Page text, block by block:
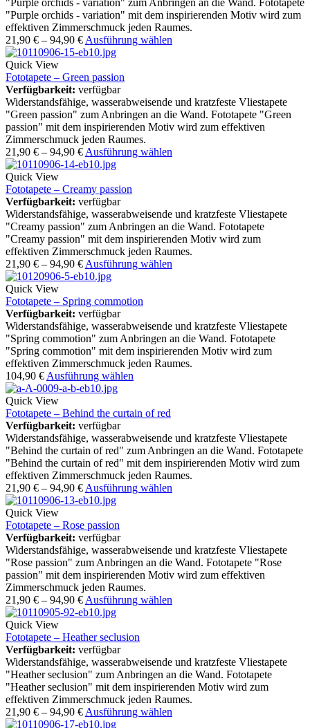
"Purple orchids - variation" zum Anbringen an die Wand. Fototapete
"Purple orchids - variation" mit dem inspirierenden Motiv wird zum
effektiven Zimmerschmuck jeden Raumes.
21,90 € – 94,90 € Ausführung wählen
Quick View
Fototapete – Green passion
Verfügbarkeit: verfügbar
Widerstandsfähige, wasserabweisende und kratzfeste Vliestapete
"Green passion" zum Anbringen an die Wand. Fototapete "Green
passion" mit dem inspirierenden Motiv wird zum effektiven
Zimmerschmuck jeden Raumes.
21,90 € – 94,90 € Ausführung wählen
Quick View
Fototapete – Creamy passion
Verfügbarkeit: verfügbar
Widerstandsfähige, wasserabweisende und kratzfeste Vliestapete
"Creamy passion" zum Anbringen an die Wand. Fototapete
"Creamy passion" mit dem inspirierenden Motiv wird zum
effektiven Zimmerschmuck jeden Raumes.
21,90 € – 94,90 € Ausführung wählen
Quick View
Fototapete – Spring commotion
Verfügbarkeit: verfügbar
Widerstandsfähige, wasserabweisende und kratzfeste Vliestapete
"Spring commotion" zum Anbringen an die Wand. Fototapete
"Spring commotion" mit dem inspirierenden Motiv wird zum
effektiven Zimmerschmuck jeden Raumes.
104,90 € Ausführung wählen
Quick View
Fototapete – Behind the curtain of red
Verfügbarkeit: verfügbar
Widerstandsfähige, wasserabweisende und kratzfeste Vliestapete
"Behind the curtain of red" zum Anbringen an die Wand. Fototapete
"Behind the curtain of red" mit dem inspirierenden Motiv wird zum
effektiven Zimmerschmuck jeden Raumes.
21,90 € – 94,90 € Ausführung wählen
Quick View
Fototapete – Rose passion
Verfügbarkeit: verfügbar
Widerstandsfähige, wasserabweisende und kratzfeste Vliestapete
"Rose passion" zum Anbringen an die Wand. Fototapete "Rose
passion" mit dem inspirierenden Motiv wird zum effektiven
Zimmerschmuck jeden Raumes.
21,90 € – 94,90 € Ausführung wählen
Quick View
Fototapete – Heather seclusion
Verfügbarkeit: verfügbar
Widerstandsfähige, wasserabweisende und kratzfeste Vliestapete
"Heather seclusion" zum Anbringen an die Wand. Fototapete
"Heather seclusion" mit dem inspirierenden Motiv wird zum
effektiven Zimmerschmuck jeden Raumes.
21,90 € – 94,90 € Ausführung wählen